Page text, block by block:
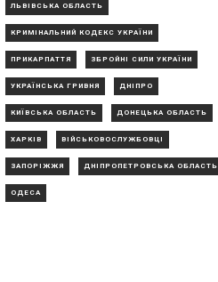
ЛЬВІВСЬКА ОБЛАСТЬ
КРИМІНАЛЬНИЙ КОДЕКС УКРАЇНИ
ПРИКАРПАТТЯ ЗБРОЙНІ СИЛИ УКРАЇНИ
УКРАЇНСЬКА ГРИВНЯ ДНІПРО
КИЇВСЬКА ОБЛАСТЬ ДОНЕЦЬКА ОБЛАСТЬ
ХАРКІВ ВІЙСЬКОВОСЛУЖБОВЦІ
ЗАПОРІЖЖЯ ДНІПРОПЕТРОВСЬКА ОБЛАСТЬ
ОДЕСА